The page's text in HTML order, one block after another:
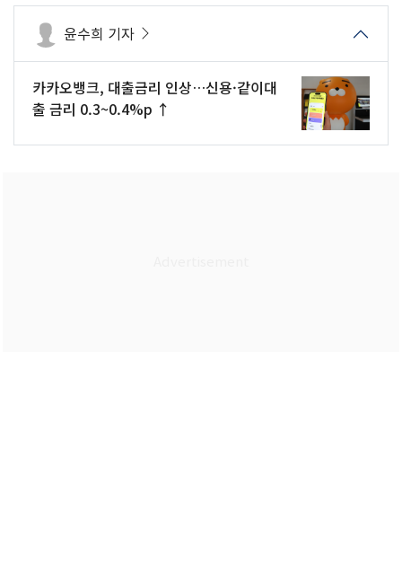
윤수희 기자
카카오뱅크, 대출금리 인상…신용·같이대
출 금리 0.3~0.4%p ↑